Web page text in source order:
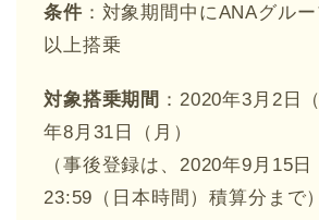
条件 ：対象期間中にANAグル
以上搭乗
対象搭乗期間 ：2020年3月2日
年8月31日（月）
（事後登録は、2020年9月15日
23:59（日本時間）積算分まで）